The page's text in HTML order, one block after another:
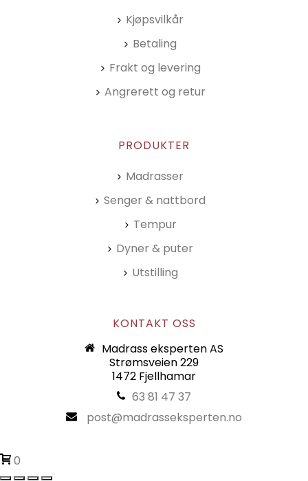
Kjøpsvilkår
Betaling
Frakt og levering
Angrerett og retur
PRODUKTER
Madrasser
Senger & nattbord
Tempur
Dyner & puter
Utstilling
KONTAKT OSS
Madrass eksperten AS
Strømsveien 229
1472 Fjellhamar
63 81 47 37
post@madrasseksperten.no
0